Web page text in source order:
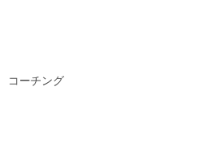
コーチング